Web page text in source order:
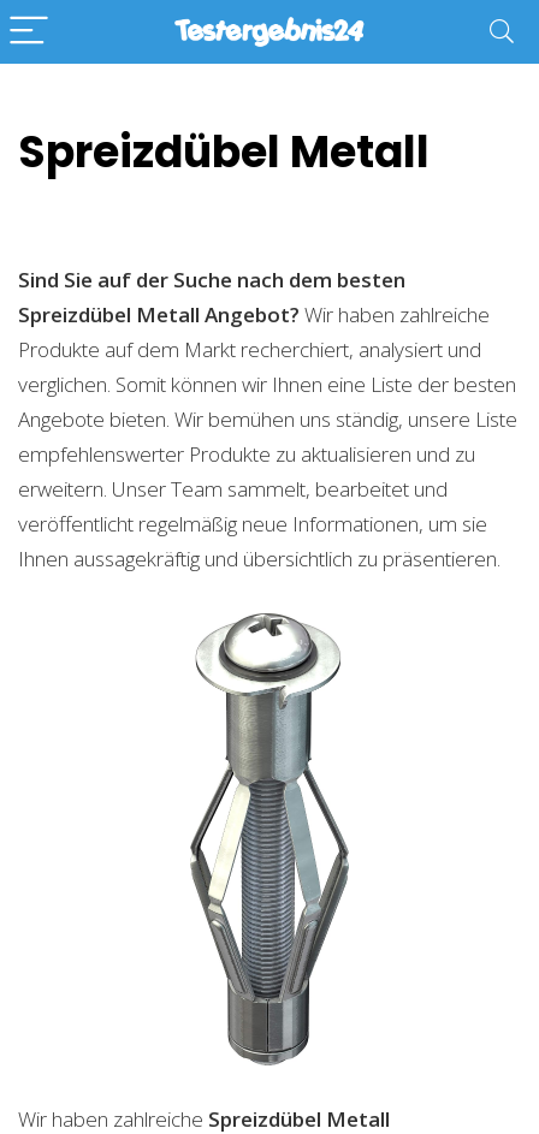
Spreizdübel Metall
Sind Sie auf der Suche nach dem besten
Spreizdübel Metall Angebot? Wir haben zahlreiche
Produkte auf dem Markt recherchiert, analysiert und
verglichen. Somit können wir Ihnen eine Liste der besten
Angebote bieten. Wir bemühen uns ständig, unsere Liste
empfehlenswerter Produkte zu aktualisieren und zu
erweitern. Unser Team sammelt, bearbeitet und
veröffentlicht regelmäßig neue Informationen, um sie
Ihnen aussagekräftig und übersichtlich zu präsentieren.
Wir haben zahlreiche Spreizdübel Metall